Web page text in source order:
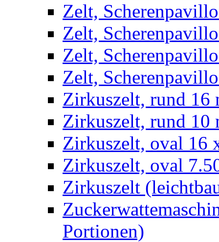
Zelt,
Zelt,
Zelt,
Zelt,
Zirkuszelt, rund 16
Zirkuszelt, rund 10
Zirkuszelt, oval 16
Zirkuszelt, oval
Zirkuszelt
Portionen)